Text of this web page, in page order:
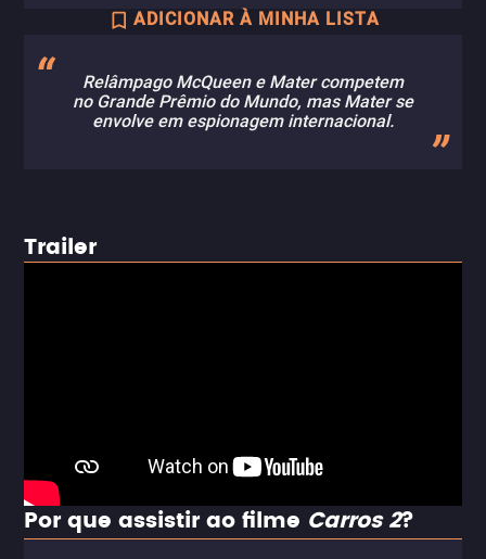
ADICIONAR À MINHA LISTA
Relâmpago McQueen e Mater competem
no Grande Prêmio do Mundo, mas Mater se
envolve em espionagem internacional.
Trailer
Por que assistir ao filme Carros 2?